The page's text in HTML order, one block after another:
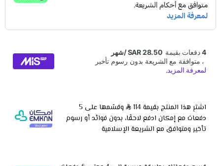
اشترِ هذا المنتج بقيمة 114
وقسّمها على 5
دفعات مع إمكان ادفع لاحقًا، بدون فوائد أو رسوم
تأخير ومتوافق مع الشريعة الإسلامية